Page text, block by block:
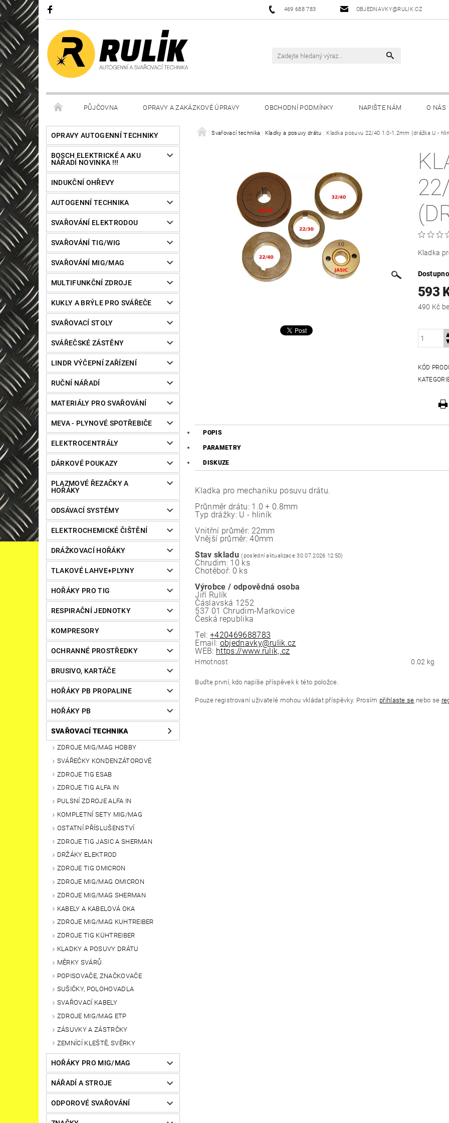
469 688 783 OBJEDNAVKY@RULIK.CZ
PŮJČOVNA OPRAVY A ZAKÁZKOVÉ ÚPRAVY OBCHODNÍ PODMÍNKY NAPIŠTE NÁM O NÁS
OPRAVY AUTOGENNÍ TECHNIKY
BOSCH ELEKTRICKÉ A AKU
NÁŘADÍ NOVINKA !!!
INDUKČNÍ OHŘEVY
AUTOGENNÍ TECHNIKA
SVAŘOVÁNÍ ELEKTRODOU
SVAŘOVÁNÍ TIG/WIG
SVAŘOVÁNÍ MIG/MAG
MULTIFUNKČNÍ ZDROJE
KUKLY A BRÝLE PRO SVÁŘEČE
SVAŘOVACÍ STOLY
SVÁŘEČSKÉ ZÁSTĚNY
LINDR VÝČEPNÍ ZAŘÍZENÍ
RUČNÍ NÁŘADÍ
MATERIÁLY PRO SVAŘOVÁNÍ
MEVA - PLYNOVÉ SPOTŘEBIČE
ELEKTROCENTRÁLY
DÁRKOVÉ POUKAZY
PLAZMOVÉ ŘEZAČKY A
HOŘÁKY
ODSÁVACÍ SYSTÉMY
ELEKTROCHEMICKÉ ČIŠTĚNÍ
DRÁŽKOVACÍ HOŘÁKY
TLAKOVÉ LAHVE+PLYNY
HOŘÁKY PRO TIG
RESPIRAČNÍ JEDNOTKY
KOMPRESORY
OCHRANNÉ PROSTŘEDKY
BRUSIVO, KARTÁČE
HOŘÁKY PB PROPALINE
HOŘÁKY PB
SVAŘOVACÍ TECHNIKA
ZDROJE MIG/MAG HOBBY
SVÁŘEČKY KONDENZÁTOROVÉ
ZDROJE TIG ESAB
ZDROJE TIG ALFA IN
PULSNÍ ZDROJE ALFA IN
KOMPLETNÍ SETY MIG/MAG
OSTATNÍ PŘÍSLUŠENSTVÍ
ZDROJE TIG JASIC A SHERMAN
DRŽÁKY ELEKTROD
ZDROJE TIG OMICRON
ZDROJE MIG/MAG OMICRON
ZDROJE MIG/MAG SHERMAN
KABELY A KABELOVÁ OKA
ZDROJE MIG/MAG KUHTREIBER
ZDROJE TIG KÜHTREIBER
KLADKY A POSUVY DRÁTU
MĚRKY SVÁRŮ
POPISOVAČE, ZNAČKOVAČE
SUŠIČKY, POLOHOVADLA
SVAŘOVACÍ KABELY
ZDROJE MIG/MAG ETP
ZÁSUVKY A ZÁSTRČKY
ZEMNÍCÍ KLEŠTĚ, SVĚRKY
HOŘÁKY PRO MIG/MAG
NÁŘADÍ A STROJE
ODPOROVÉ SVAŘOVÁNÍ
Svařovací technika Kladky a posuvy drátu Kladka posuvu 22/40 1.0-1.2mm (drážka U -
Kladka
593
KÓD
POPIS
PARAMETRY
DISKUZE
Kladka pro mechaniku posuvu drátu.
Průnměr drátu: 1.0 + 0.8mm
Typ drážky: U - hliník
Vnitřní průměr: 22mm
Vnější průměr: 40mm
Stav skladu (poslední aktualizace 30.07.2026 12:50)
Chrudim: 10 ks
Chotěboř: 0 ks
Výrobce / odpovědná osoba
Jiří Rulík
Čáslavská 1252
537 01 Chrudim-Markovice
Česká republika
Tel:+420469688783
Email: objednavky@rulik.cz
WEB: https://www.rulik,.cz
Hmotnost 0.02 kg
Buďte první, kdo napíše příspěvek k této položce.
Pouze registrovaní uživatelé mohou vkládat příspěvky. Prosím přihlaste se nebo se